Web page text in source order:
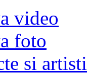
video
foto
si artisti